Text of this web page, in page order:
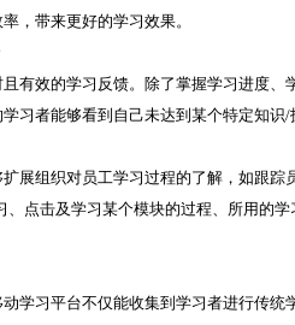
，带来更好的学习效果。
有效的学习反馈。除了掌握学习进度
习者能够看到自己未达到某个特定知
展组织对员工学习过程的了解，如跟
、点击及学习某个模块的过程、所用的
学习平台不仅能收集到学习者进行传